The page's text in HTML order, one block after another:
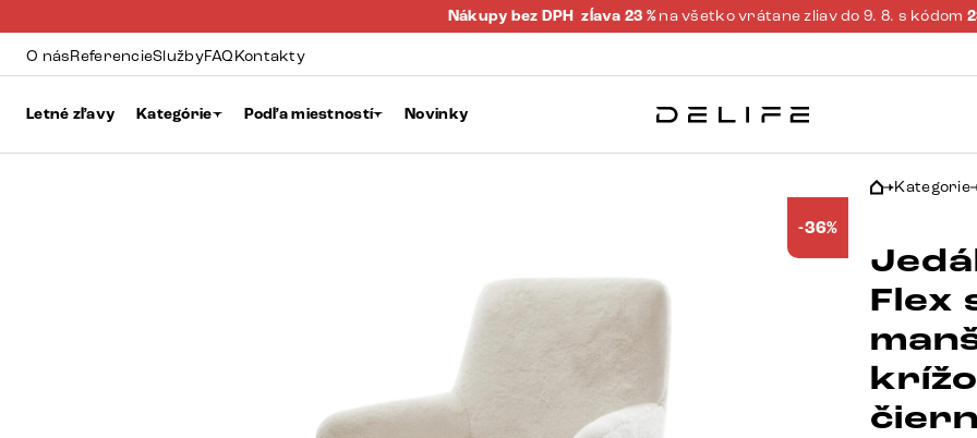
Nákupy bez DPH zĺava 23 % na všetko vrátane zliav do 9. 8. s kódom
O násReferencieSlužbyFAQKontakty
Letné zľavy Kategórie Podľa miestností Novinky
-36%
Kategorie
Flex